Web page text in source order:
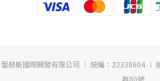
蕾赫斯國際開發有限公司 ︱ 統編：22338604 ︱
巷80號